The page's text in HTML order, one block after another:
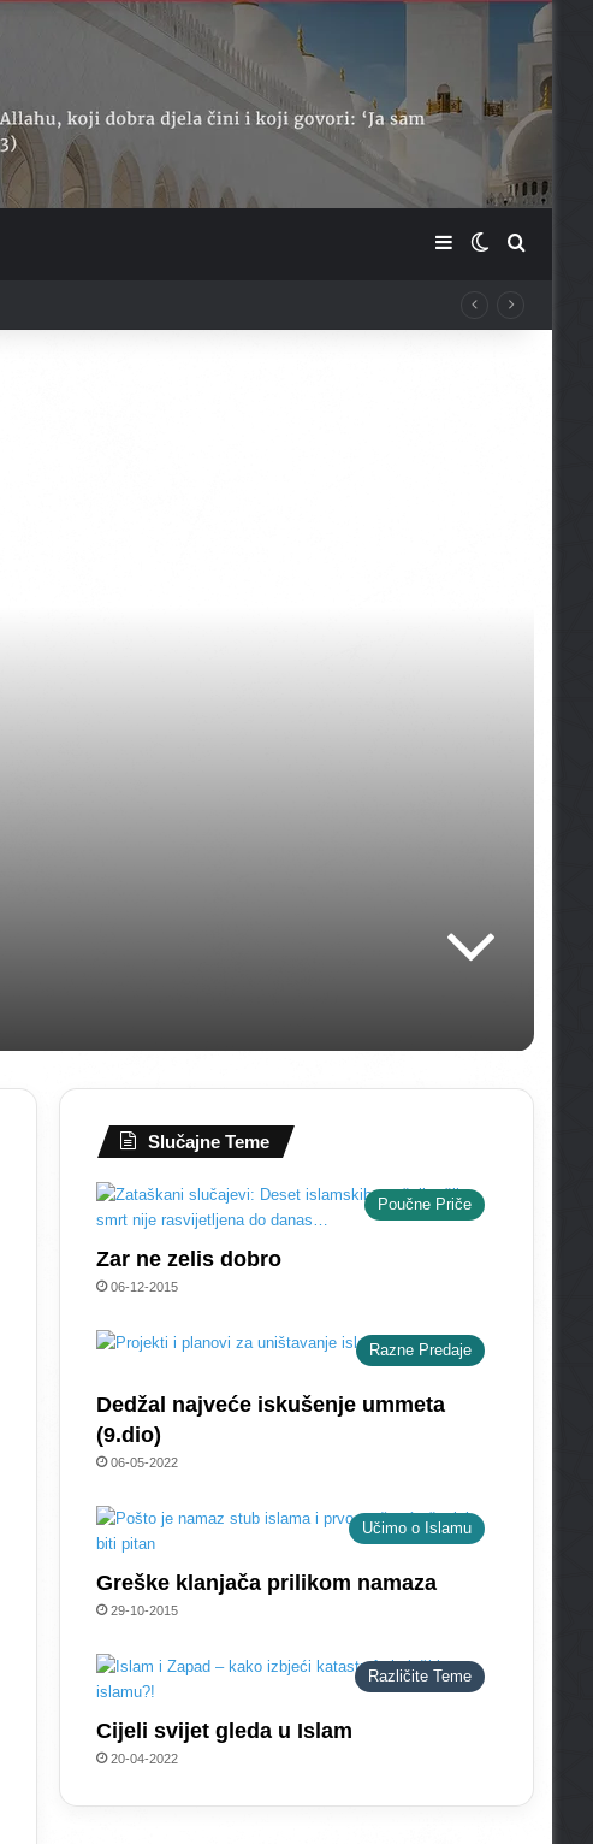
SidebarSwitch skin
Slučajne Teme
Poučne Priče
Zar ne zelis dobro
06-12-2015
Razne Predaje
Dedžal najveće iskušenje ummeta
(9.dio)
06-05-2022
Učimo o Islamu
Greške klanjača prilikom namaza
29-10-2015
Različite Teme
Cijeli svijet gleda u Islam
20-04-2022